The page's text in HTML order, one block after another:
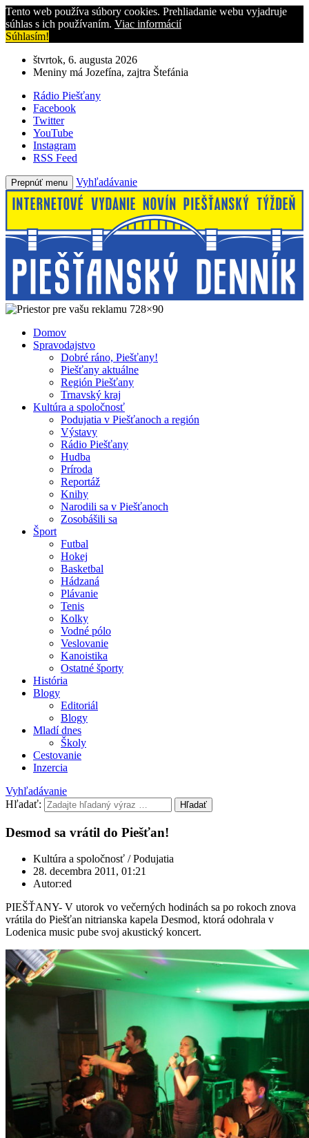
Tento web používa súbory cookies. Prehliadanie webu vyjadruje
súhlas s ich používaním. Viac informácií
Súhlasím!
štvrtok, 6. augusta 2026
Meniny má Jozefína, zajtra Štefánia
Rádio Piešťany
Facebook
Twitter
YouTube
Instagram
RSS Feed
Prepnúť menu Vyhľadávanie
Domov
Spravodajstvo
Dobré ráno, Piešťany!
Piešťany aktuálne
Región Piešťany
Trnavský kraj
Kultúra a spoločnosť
Podujatia v Piešťanoch a región
Výstavy
Rádio Piešťany
Hudba
Príroda
Reportáž
Knihy
Narodili sa v Piešťanoch
Zosobášili sa
Šport
Futbal
Hokej
Basketbal
Hádzaná
Plávanie
Tenis
Kolky
Vodné pólo
Veslovanie
Kanoistika
Ostatné športy
História
Blogy
Editoriál
Blogy
Mladí dnes
Školy
Cestovanie
Inzercia
Vyhľadávanie
Hľadať:
Hľadať
Desmod sa vrátil do Piešťan!
Kultúra a spoločnosť / Podujatia
28. decembra 2011, 01:21
Autor:ed
PIEŠŤANY- V utorok vo večerných hodinách sa po rokoch znova
vrátila do Piešťan nitrianska kapela Desmod, ktorá odohrala v
Lodenica music pube svoj akustický koncert.